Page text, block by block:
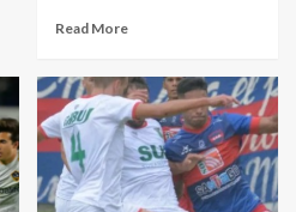
Read More